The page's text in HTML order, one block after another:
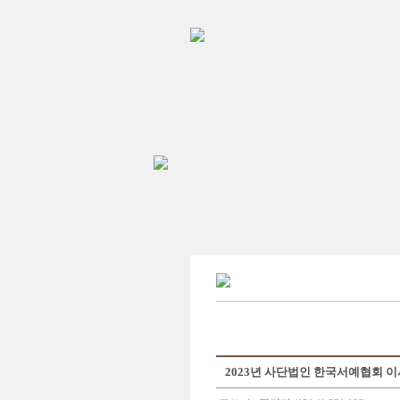
2023년 사단법인 한국서예협회